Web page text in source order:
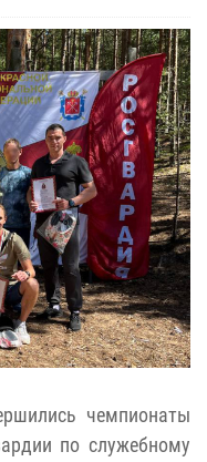
чемпионаты
по служебному